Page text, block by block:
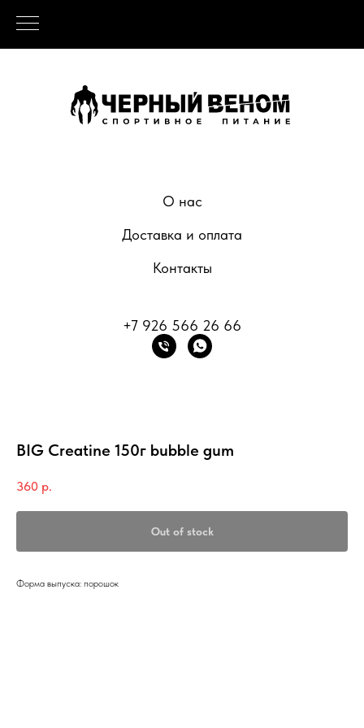
О нас
Доставка и оплата
Контакты
+7 926 566 26 66
BIG Creatine 150г bubble gum
360 р.
Out of stock
Форма выпуска: порошок